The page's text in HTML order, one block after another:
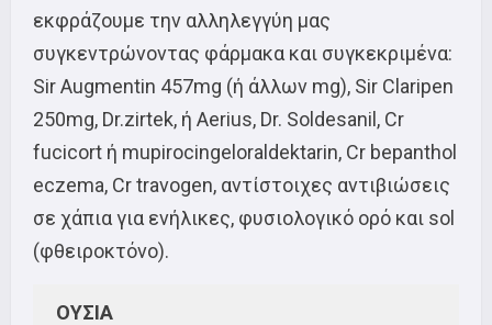
εκφράζουμε την αλληλεγγύη μας
συγκεντρώνοντας φάρμακα και συγκεκριμένα:
Sir Augmentin 457mg (ή άλλων mg), Sir Claripen
250mg, Dr.zirtek, ή Aerius, Dr. Soldesanil, Cr
fucicort ή mupirocingeloraldektarin, Cr bepanthol
eczema, Cr travogen, αντίστοιχες αντιβιώσεις
σε χάπια για ενήλικες, φυσιολογικό ορό και sol
(φθειροκτόνο).
ΟΥΣΙΑ